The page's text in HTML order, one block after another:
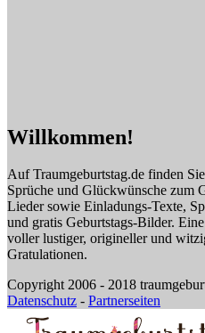
Willkommen!
Auf Traumgeburtstag.de finden
Sprüche und Glückwünsche zum
Lieder sowie Einladungs-Texte,
und gratis Geburtstags-Bilder.
voller lustiger, origineller und
Gratulationen.
Copyright 2006 - 2018
Datenschutz - Partnerseiten